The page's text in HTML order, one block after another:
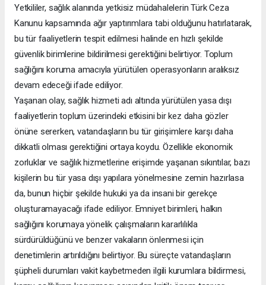
Yetkililer, sağlık alanında yetkisiz müdahalelerin Türk Ceza
Kanunu kapsamında ağır yaptırımlara tabi olduğunu hatırlatarak,
bu tür faaliyetlerin tespit edilmesi halinde en hızlı şekilde
güvenlik birimlerine bildirilmesi gerektiğini belirtiyor. Toplum
sağlığını koruma amacıyla yürütülen operasyonların aralıksız
devam edeceği ifade ediliyor.
Yaşanan olay, sağlık hizmeti adı altında yürütülen yasa dışı
faaliyetlerin toplum üzerindeki etkisini bir kez daha gözler
önüne sererken, vatandaşların bu tür girişimlere karşı daha
dikkatli olması gerektiğini ortaya koydu. Özellikle ekonomik
zorluklar ve sağlık hizmetlerine erişimde yaşanan sıkıntılar, bazı
kişilerin bu tür yasa dışı yapılara yönelmesine zemin hazırlasa
da, bunun hiçbir şekilde hukuki ya da insani bir gerekçe
oluşturamayacağı ifade ediliyor. Emniyet birimleri, halkın
sağlığını korumaya yönelik çalışmaların kararlılıkla
sürdürüldüğünü ve benzer vakaların önlenmesi için
denetimlerin artırıldığını belirtiyor. Bu süreçte vatandaşların
şüpheli durumları vakit kaybetmeden ilgili kurumlara bildirmesi,